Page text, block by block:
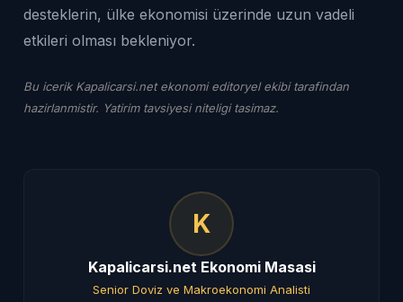
desteklerin, ülke ekonomisi üzerinde uzun vadeli
etkileri olması bekleniyor.
Bu icerik Kapalicarsi.net ekonomi editoryel ekibi tarafindan
hazirlanmistir. Yatirim tavsiyesi niteligi tasimaz.
K
Kapalicarsi.net Ekonomi Masasi
Senior Doviz ve Makroekonomi Analisti